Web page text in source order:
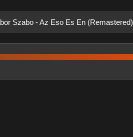
Szabo - Az Eso Es En (Remastered)